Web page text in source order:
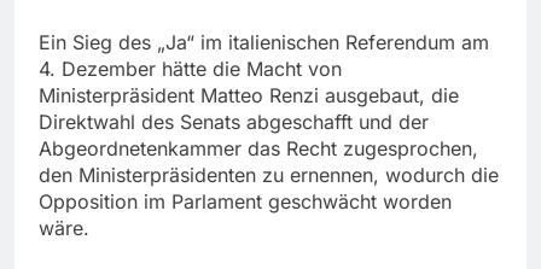
Ein Sieg des „Ja“ im italienischen Referendum am
4. Dezember hätte die Macht von
Ministerpräsident Matteo Renzi ausgebaut, die
Direktwahl des Senats abgeschafft und der
Abgeordnetenkammer das Recht zugesprochen,
den Ministerpräsidenten zu ernennen, wodurch die
Opposition im Parlament geschwächt worden
wäre.